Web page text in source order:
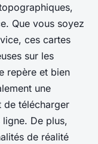
Que vous soyez
ces cartes
sur les
repère et bien
une
de télécharger
De plus,
de réalité